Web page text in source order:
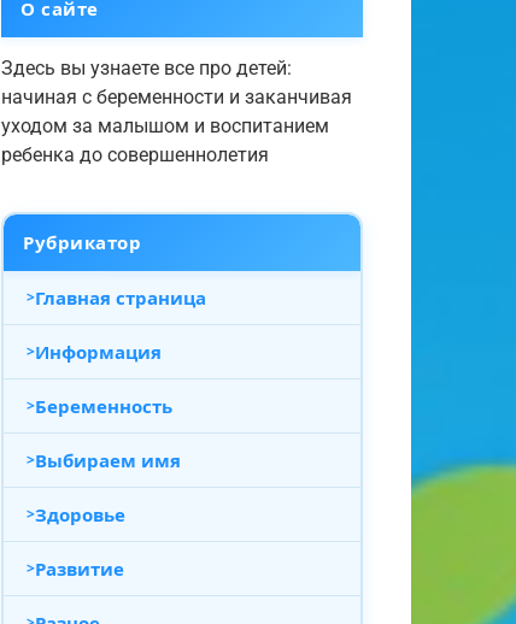
О сайте
Здесь вы узнаете все про детей:
начиная с беременности и заканчивая
уходом за малышом и воспитанием
ребенка до совершеннолетия
Рубрикатор
Главная страница
Информация
Беременность
Выбираем имя
Здоровье
Развитие